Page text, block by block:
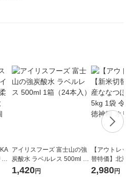
超
アイリスフーズ 富士山の強
炭酸水 ラベルレス 500ml 1
箱（24本入）
1,420円
【アウトレッ
替特価】北海
し 無洗米 5kg
米 木徳神糧 オ
2,980円